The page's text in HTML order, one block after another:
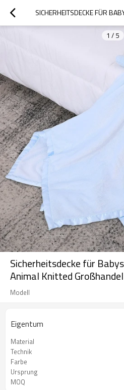
1 / 5
Sicherheitsdecke für
Animal Knitted
Modell
Eigentum
Material
Technik
Farbe
Ursprung
MOQ